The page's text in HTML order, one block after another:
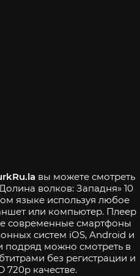
вы можете смотреть
волков: Западня» 10
языке используя любое
или компьютер. Плеер
современные смартфоны
систем iOS, Android и
подряд можно смотреть в
без регистрации и
720p качестве.